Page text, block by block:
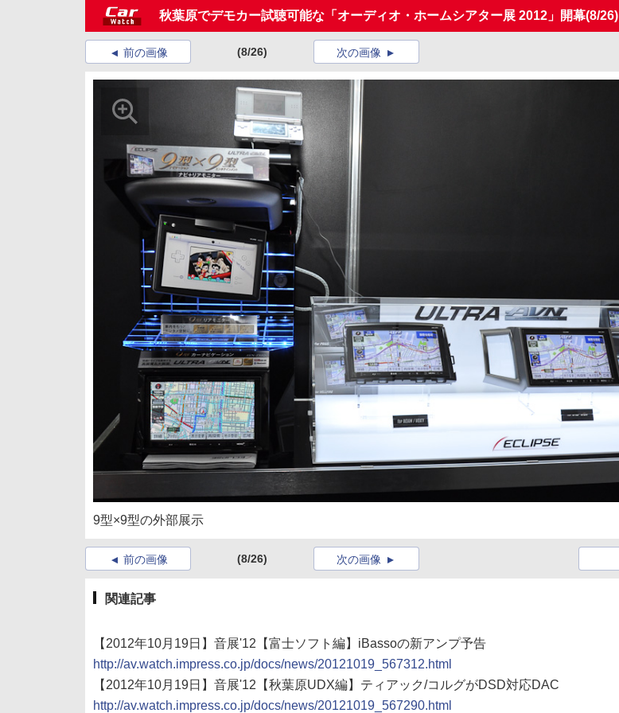
秋葉原でデモカー試聴可能な「オーディオ・ホームシアター展 2012」開幕(8/26)
前の画像 (8/26) 次の画像
9型×9型の外部展示
前の画像 (8/26) 次の画像
関連記事
【2012年10月19日】音展'12【富士ソフト編】iBassoの新アンプ予告
http://av.watch.impress.co.jp/docs/news/20121019_567312.html
【2012年10月19日】音展'12【秋葉原UDX編】ティアック/コルグがDSD対応DAC
http://av.watch.impress.co.jp/docs/news/20121019_567290.html